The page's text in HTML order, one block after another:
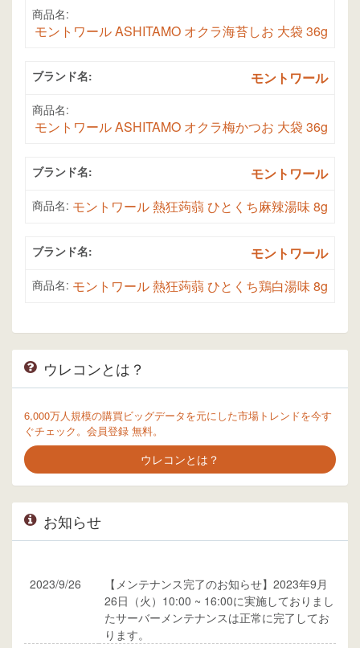
商品名:
モントワール ASHITAMO オクラ海苔しお 大袋 36g
ブランド名: モントワール
商品名:
モントワール ASHITAMO オクラ梅かつお 大袋 36g
ブランド名: モントワール
商品名: モントワール 熱狂蒟蒻 ひとくち麻辣湯味 8g
ブランド名: モントワール
商品名: モントワール 熱狂蒟蒻 ひとくち鶏白湯味 8g
ウレコンとは？
6,000万人規模の購買ビッグデータを元にした市場トレンドを今す
ぐチェック。会員登録 無料。
ウレコンとは？
お知らせ
2023/9/26
【メンテナンス完了のお知らせ】2023年9月
26日（火）10:00 ~ 16:00に実施しておりまし
たサーバーメンテナンスは正常に完了してお
ります。